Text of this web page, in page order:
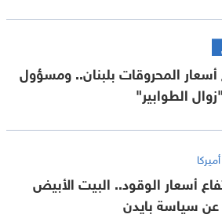
أسعار المحروقات بلبنان.. ومسؤول
الطوابير"
أسعار الوقود.. البيت الأبيض
عن سياسة بايدن